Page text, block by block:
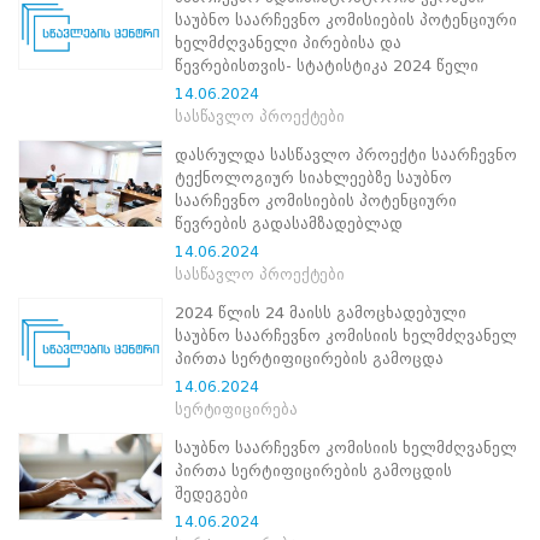
ნორმატიული
სტრატეგიული
არჩევნების
სანდოობის
რისკების
მართვის
ანგარიშები
მემორანდუმი
სიახლეები
საჯარო
ინფორმაცია
სასწავლო
საუბნო საარჩევნო კომისიების პოტენციური
ხელმძღვანელი პირებისა და
წევრებისთვის- სტატისტიკა 2024 წელი
14.06.2024
სასწავლო პროექტები
დასრულდა სასწავლო პროექტი საარჩევნო
ტექნოლოგიურ სიახლეებზე საუბნო
საარჩევნო კომისიების პოტენციური
წევრების გადასამზადებლად
14.06.2024
სასწავლო პროექტები
2024 წლის 24 მაისს გამოცხადებული
საუბნო საარჩევნო კომისიის ხელმძღვანელ
პირთა სერტიფიცირების გამოცდა
14.06.2024
სერტიფიცირება
საუბნო საარჩევნო კომისიის ხელმძღვანელ
პირთა სერტიფიცირების გამოცდის
შედეგები
14.06.2024